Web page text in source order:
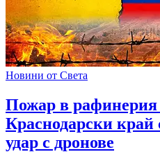
Новини от Света
Пожар в рафинерия
Краснодарски край
удар с дронове